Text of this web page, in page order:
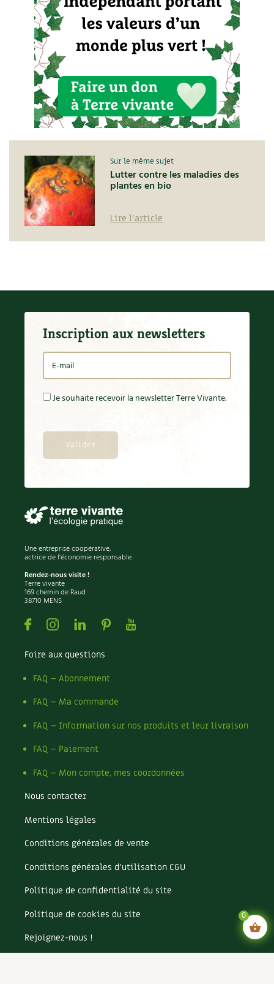
Sur le même sujet
Lutter contre les maladies des
plantes en bio
Lire l'article
Inscription aux newsletters
Je souhaite recevoir la newsletter Terre Vivante.
Une entreprise coopérative,
actrice de l'économie responsable.
Rendez-nous visite !
Terre vivante
169 chemin de Raud
38710 MENS
FacebookInstagramLinkedin
PinterestYoutube
Foire aux questions
FAQ – Abonnement
FAQ – Ma commande
FAQ – Information sur nos produits et leur livraison
FAQ – Paiement
FAQ – Mon compte, mes coordonnées
Nous contacter
Mentions légales
Conditions générales de vente
Conditions générales d’utilisation CGU
Politique de confidentialité du site
Politique de cookies du site
Rejoignez-nous !
0